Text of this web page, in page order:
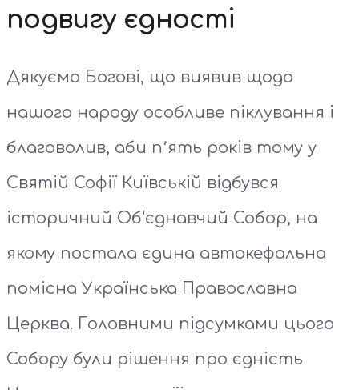
подвигу єдності
Дякуємо Богові, що виявив щодо
нашого народу особливе піклування і
благоволив, аби п՚ять років тому у
Святій Софії Київській відбувся
історичний Об‘єднавчий Собор, на
якому постала єдина автокефальна
помісна Українська Православна
Церква. Головними підсумками цього
Собору були рішення про єдність